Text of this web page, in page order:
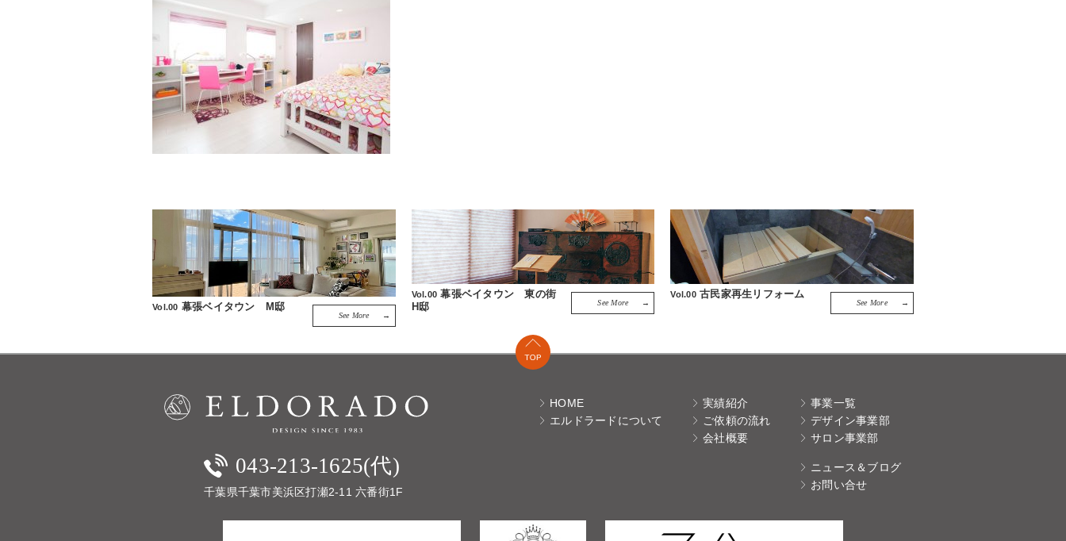
Vol.00 幕張ベイタウン M邸
See More
Vol.00 幕張ベイタウン 東の街
H邸
See More
Vol.00古民家再生リフォーム
See More
043-213-1625(代)
千葉県千葉市美浜区打瀬2-11 六番街1F
HOME
エルドラードについて
実績紹介
ご依頼の流れ
会社概要
事業一覧
デザイン事業部
サロン事業部
ニュース＆ブログ
お問い合せ